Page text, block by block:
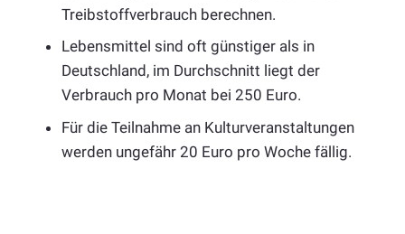
Treibstoffverbrauch berechnen.
Lebensmittel sind oft günstiger als in
Deutschland, im Durchschnitt liegt der
Verbrauch pro Monat bei 250 Euro.
Für die Teilnahme an Kulturveranstaltungen
werden ungefähr 20 Euro pro Woche fällig.